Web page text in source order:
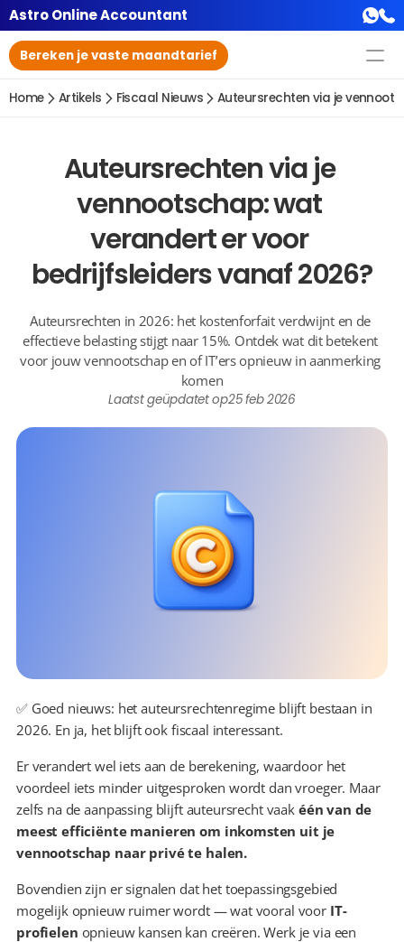
Astro Online Accountant
Bereken je vaste maandtarief
Home Artikels Fiscaal Nieuws Auteursrechten via je
Auteursrechten via je
vennootschap: wat
verandert er voor
bedrijfsleiders vanaf 2026?
Auteursrechten in 2026: het kostenforfait verdwijnt en de
effectieve belasting stijgt naar 15%. Ontdek wat dit betekent
voor jouw vennootschap en of IT’ers opnieuw in aanmerking
komen
Laatst geüpdatet op25 feb 2026
✅ Goed nieuws: het auteursrechtenregime blijft bestaan in
2026. En ja, het blijft ook fiscaal interessant.
Er verandert wel iets aan de berekening, waardoor het
voordeel iets minder uitgesproken wordt dan vroeger. Maar
zelfs na de aanpassing blijft auteursrecht vaak één van de
meest efficiënte manieren om inkomsten uit je
vennootschap naar privé te halen.
Bovendien zijn er signalen dat het toepassingsgebied
mogelijk opnieuw ruimer wordt — wat vooral voor IT-
profielen opnieuw kansen kan creëren. Werk je via een